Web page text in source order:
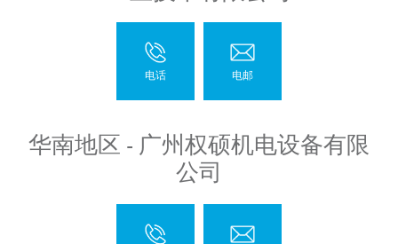
华南地区 - 广州权硕机电设备有限
公司